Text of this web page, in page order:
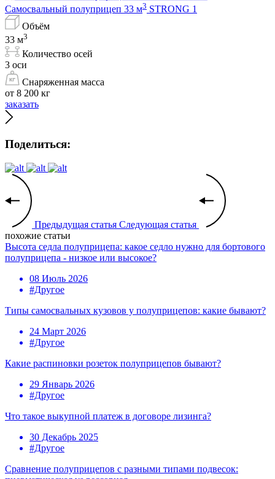
Самосвальный полуприцеп 33 м3 STRONG 1
Объём
33 м3
Количество осей
3 оси
Снаряженная масса
от 8 200 кг
заказать
Поделиться:
Предыдущая статья Следующая статья
похожие статьи
Высота седла полуприцепа: какое седло нужно для бортового
полуприцепа - низкое или высокое?
08 Июль 2026
#Другое
Типы самосвальных кузовов у полуприцепов: какие бывают?
24 Март 2026
#Другое
Какие распиновки розеток полуприцепов бывают?
29 Январь 2026
#Другое
Что такое выкупной платеж в договоре лизинга?
30 Декабрь 2025
#Другое
Сравнение полуприцепов с разными типами подвесок: